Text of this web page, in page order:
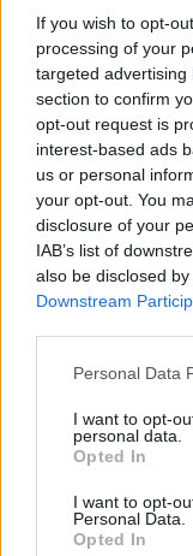
If you wish to opt-
processing of your
targeted
section to confirm
opt-out request is
interest-based ads
us or personal
your opt-out. You
disclosure of your
IAB’s list of
also be disclosed
Downstream
Please note that
not limited to your
grant or deny
use your data for
consent section.
Personal Data
I want to opt-
personal data.
Opted In
I want to opt-
Personal Data.
Opted In
Címkék:tv sorozat
A
A